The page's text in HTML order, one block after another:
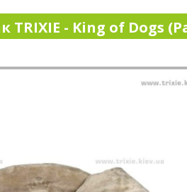
TRIXIE - King of Dogs